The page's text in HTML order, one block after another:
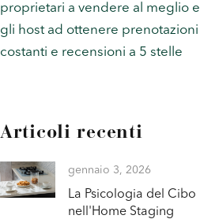
proprietari a vendere al meglio e
gli host ad ottenere prenotazioni
costanti e recensioni a 5 stelle
Articoli recenti
gennaio 3, 2026
La Psicologia del Cibo
nell'Home Staging